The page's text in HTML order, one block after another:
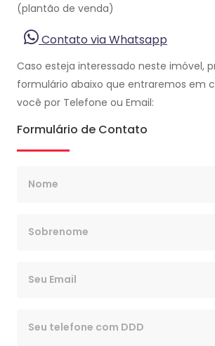
(plantão de venda)
Contato via Whatsapp
Caso esteja interessado neste imóvel,
formulário abaixo que entraremos em
você por Telefone ou Email:
Formulário de Contato